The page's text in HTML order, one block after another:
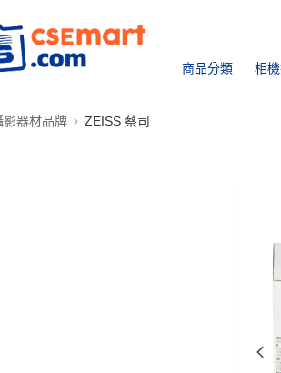
商品分類 相
影器材品牌 ZEISS 蔡司